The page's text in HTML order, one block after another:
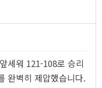
세워 121-108로 승리
완벽히 제압했습니다.